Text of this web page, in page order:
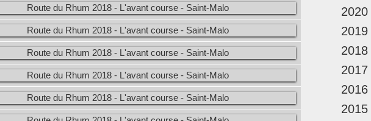
2020
2019
2018
2017
2016
2015